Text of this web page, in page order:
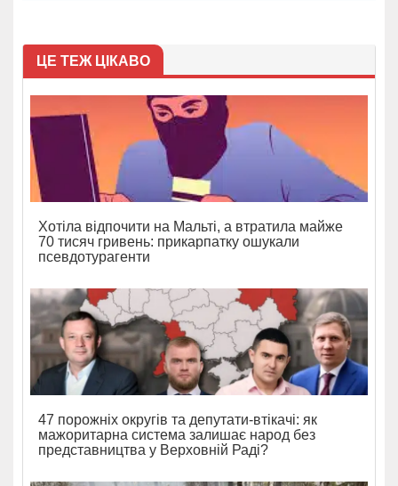
ЦЕ ТЕЖ ЦІКАВО
Хотіла відпочити на Мальті, а втратила майже
70 тисяч гривень: прикарпатку ошукали
псевдотурагенти
47 порожніх округів та депутати-втікачі: як
мажоритарна система залишає народ без
представництва у Верховній Раді?